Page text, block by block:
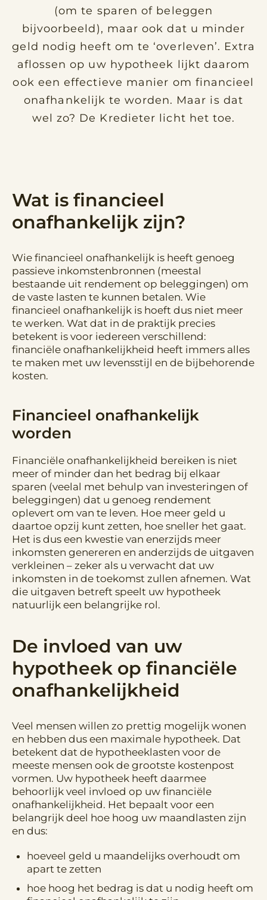
(om te sparen of beleggen
bijvoorbeeld), maar ook dat u minder
geld nodig heeft om te ‘overleven’. Extra
aflossen op uw hypotheek lijkt daarom
ook een effectieve manier om financieel
onafhankelijk te worden. Maar is dat
wel zo? De Kredieter licht het toe.
Wat is financieel
onafhankelijk zijn?
Wie financieel onafhankelijk is heeft genoeg
passieve inkomstenbronnen (meestal
bestaande uit rendement op beleggingen) om
de vaste lasten te kunnen betalen. Wie
financieel onafhankelijk is hoeft dus niet meer
te werken. Wat dat in de praktijk precies
betekent is voor iedereen verschillend:
financiële onafhankelijkheid heeft immers alles
te maken met uw levensstijl en de bijbehorende
kosten.
Financieel onafhankelijk
worden
Financiële onafhankelijkheid bereiken is niet
meer of minder dan het bedrag bij elkaar
sparen (veelal met behulp van investeringen of
beleggingen) dat u genoeg rendement
oplevert om van te leven. Hoe meer geld u
daartoe opzij kunt zetten, hoe sneller het gaat.
Het is dus een kwestie van enerzijds meer
inkomsten genereren en anderzijds de uitgaven
verkleinen – zeker als u verwacht dat uw
inkomsten in de toekomst zullen afnemen. Wat
die uitgaven betreft speelt uw hypotheek
natuurlijk een belangrijke rol.
De invloed van uw
hypotheek op financiële
onafhankelijkheid
Veel mensen willen zo prettig mogelijk wonen
en hebben dus een maximale hypotheek. Dat
betekent dat de hypotheeklasten voor de
meeste mensen ook de grootste kostenpost
vormen. Uw hypotheek heeft daarmee
behoorlijk veel invloed op uw financiële
onafhankelijkheid. Het bepaalt voor een
belangrijk deel hoe hoog uw maandlasten zijn
en dus:
hoeveel geld u maandelijks overhoudt om
apart te zetten
hoe hoog het bedrag is dat u nodig heeft om